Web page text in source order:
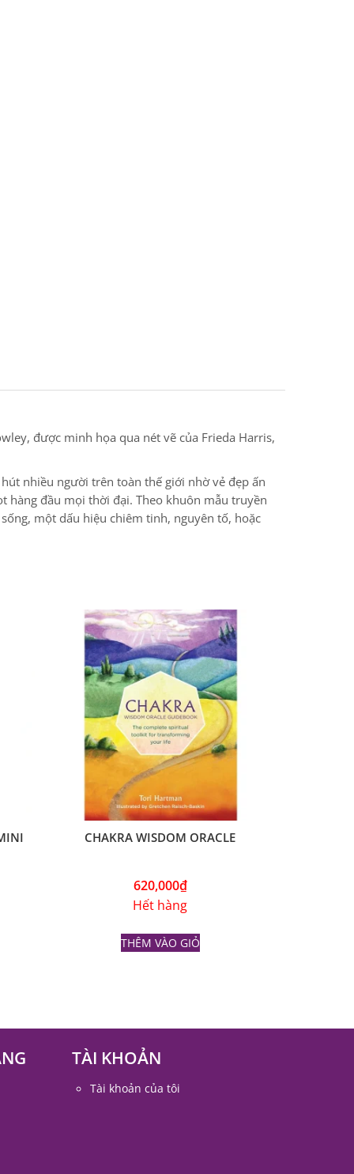
được minh họa qua nét vẽ của Frieda Harris,
nhiều người trên toàn thế giới nhờ vẻ đẹp ấn
hàng đầu mọi thời đại. Theo khuôn mẫu truyền
một dấu hiệu chiêm tinh, nguyên tố, hoặc
CHAKRA WISDOM ORACLE
620,000₫
Hết hàng
THÊM VÀO GIỎ
TÀI KHOẢN
Tài khoản của tôi